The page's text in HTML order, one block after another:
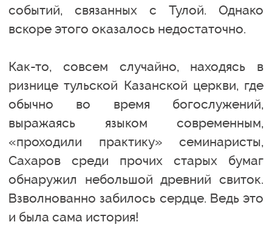
событий, связанных с Тулой. Однако
вскоре этого оказалось недостаточно.
Как-то, совсем случайно, находясь в
ризнице тульской Казанской церкви, где
обычно во время богослужений,
выражаясь языком современным,
«проходили практику» семинаристы,
Сахаров среди прочих старых бумаг
обнаружил небольшой древний свиток.
Взволнованно забилось сердце. Ведь это
и была сама история!